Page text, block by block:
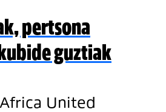
pertsona
guztiak
United